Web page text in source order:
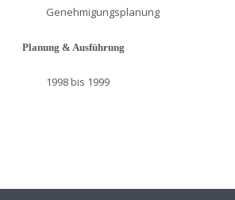
Genehmigungsplanung
Planung & Ausführung
1998 bis 1999